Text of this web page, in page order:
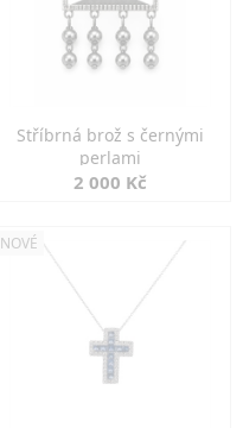
Stříbrná brož s černými
perlami
2 000 Kč
NOVÉ